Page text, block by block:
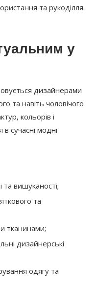
та рукоділля.
у
дизайнерами
та навіть чоловічого
кольорів і
в сучасні модні
вишуканості;
та
тканинами;
дизайнерські
одягу та